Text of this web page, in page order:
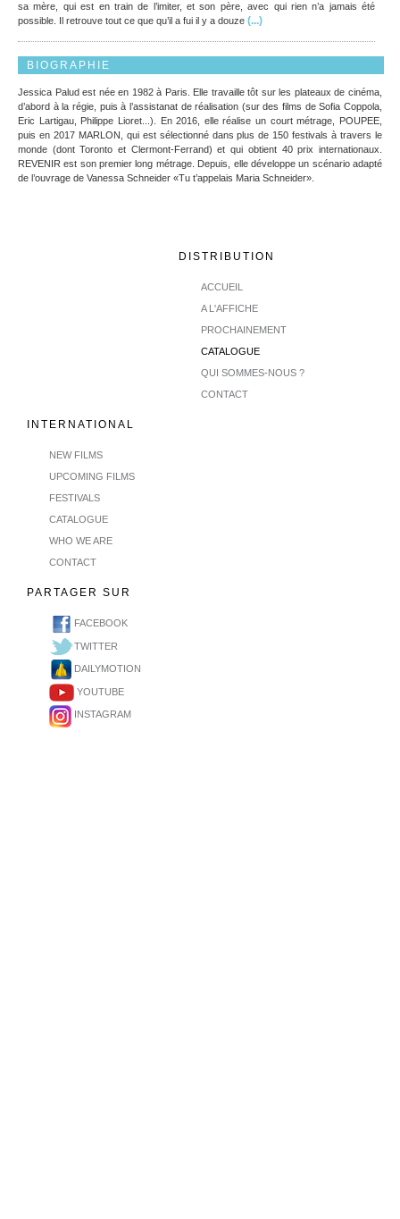
sa mère, qui est en train de l’imiter, et son père, avec qui rien n’a jamais été
possible. Il retrouve tout ce que qu’il a fui il y a douze (...)
BIOGRAPHIE
Jessica Palud est née en 1982 à Paris. Elle travaille tôt sur les plateaux de cinéma,
d’abord à la régie, puis à l’assistanat de réalisation (sur des films de Sofia Coppola,
Eric Lartigau, Philippe Lioret...). En 2016, elle réalise un court métrage, POUPEE,
puis en 2017 MARLON, qui est sélectionné dans plus de 150 festivals à travers le
monde (dont Toronto et Clermont-Ferrand) et qui obtient 40 prix internationaux.
REVENIR est son premier long métrage. Depuis, elle développe un scénario adapté
de l’ouvrage de Vanessa Schneider «Tu t’appelais Maria Schneider».
DISTRIBUTION
ACCUEIL
A L'AFFICHE
PROCHAINEMENT
CATALOGUE
QUI SOMMES-NOUS ?
CONTACT
INTERNATIONAL
NEW FILMS
UPCOMING FILMS
FESTIVALS
CATALOGUE
WHO WE ARE
CONTACT
PARTAGER SUR
FACEBOOK
TWITTER
DAILYMOTION
YOUTUBE
INSTAGRAM